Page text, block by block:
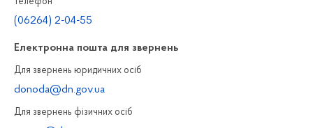
(06264) 2-04-55
Електронна пошта для звернень
Для звернень юридичних осiб
donoda@dn.gov.ua
Для звернень фізичних осiб